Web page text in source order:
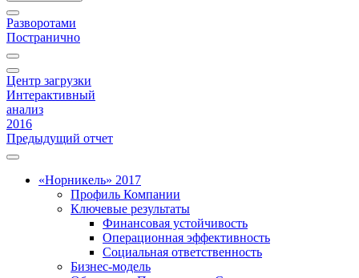
Разворотами
Постранично
Центр загрузки
Интерактивный
анализ
2016
Предыдущий отчет
«Норникель» 2017
Профиль Компании
Ключевые результаты
Финансовая устойчивость
Операционная эффективность
Социальная ответственность
Бизнес-модель